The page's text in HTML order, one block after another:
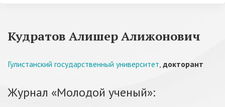
Кудратов Алишер Алижонович
Гулистанский государственный университет, докторант
Журнал «Молодой ученый»: